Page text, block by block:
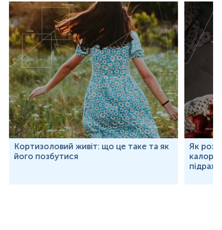
Кортизоловий живіт: що це таке та як
його позбутися
Як